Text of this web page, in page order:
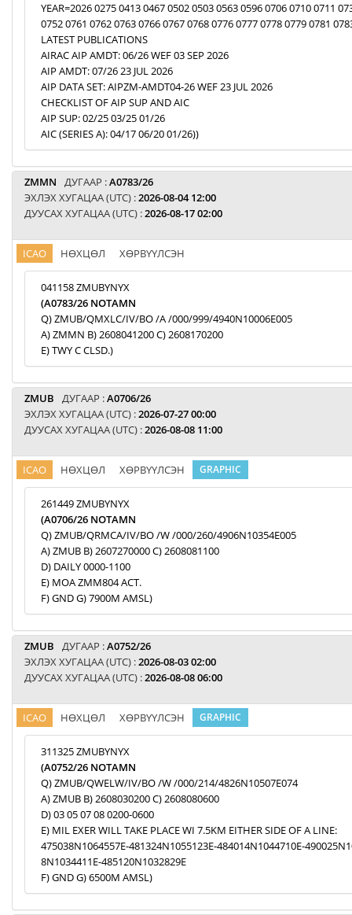
YEAR=2026 0275 0413 0467 0502 0503 0563 0596 0706 0710 0711
0752 0761 0762 0763 0766 0767 0768 0776 0777 0778 0779 0781
LATEST PUBLICATIONS
AIRAC AIP AMDT: 06/26 WEF 03 SEP 2026
AIP AMDT: 07/26 23 JUL 2026
AIP DATA SET: AIPZM-AMDT04-26 WEF 23 JUL 2026
CHECKLIST OF AIP SUP AND AIC
AIP SUP: 02/25 03/25 01/26
AIC (SERIES A): 04/17 06/20 01/26))
ZMMN ДУГААР :A0783/26
ЭХЛЭХ ХУГАЦАА (UTC) :2026-08-04 12:00
ДУУСАХ ХУГАЦАА (UTC) :2026-08-17 02:00
ICAO НӨХЦӨЛ ХӨРВҮҮЛСЭН
041158 ZMUBYNYX
(A0783/26 NOTAMN
Q) ZMUB/QMXLC/IV/BO /A /000/999/4940N10006E005
A) ZMMN B) 2608041200 C) 2608170200
E) TWY C CLSD.)
ZMUB ДУГААР :A0706/26
ЭХЛЭХ ХУГАЦАА (UTC) :2026-07-27 00:00
ДУУСАХ ХУГАЦАА (UTC) :2026-08-08 11:00
ICAO НӨХЦӨЛ ХӨРВҮҮЛСЭН GRAPHIC
261449 ZMUBYNYX
(A0706/26 NOTAMN
Q) ZMUB/QRMCA/IV/BO /W /000/260/4906N10354E005
A) ZMUB B) 2607270000 C) 2608081100
D) DAILY 0000-1100
E) MOA ZMM804 ACT.
F) GND G) 7900M AMSL)
ZMUB ДУГААР :A0752/26
ЭХЛЭХ ХУГАЦАА (UTC) :2026-08-03 02:00
ДУУСАХ ХУГАЦАА (UTC) :2026-08-08 06:00
ICAO НӨХЦӨЛ ХӨРВҮҮЛСЭН GRAPHIC
311325 ZMUBYNYX
(A0752/26 NOTAMN
Q) ZMUB/QWELW/IV/BO /W /000/214/4826N10507E074
A) ZMUB B) 2608030200 C) 2608080600
D) 03 05 07 08 0200-0600
E) MIL EXER WILL TAKE PLACE WI 7.5KM EITHER SIDE OF A LINE:
475038N1064557E-481324N1055123E-484014N1044710E-
8N1034411E-485120N1032829E
F) GND G) 6500M AMSL)